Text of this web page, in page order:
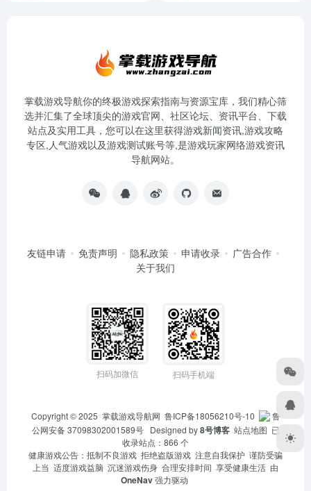
掌载游戏导航你的终极游戏探索指南与资源宝库，我们精心筛
选并汇集了全球顶尖的游戏官网、社区论坛、资讯平台、下载
站点及实用工具，您可以在这里获得游戏新闻资讯,游戏攻略
专区,人气游戏以及游戏测试账号等,是游戏玩家网络游戏资讯
导航网站。
友链申请 免责声明 隐私政策 申请收录
广告合作
关于我们
扫码加微信 扫码手机端
Copyright © 2025 掌载游戏导航网 鲁ICP备18056210号-10
鲁
公网安备 37098302001589号Designed by8号博客 站点地图 已
收录站点：866 个
健康游戏公告：抵制不良游戏 拒绝盗版游戏 注意自我保护 谨防受骗
上当 适度游戏益脑 沉迷游戏伤身 合理安排时间 享受健康生活 由
OneNav强力驱动